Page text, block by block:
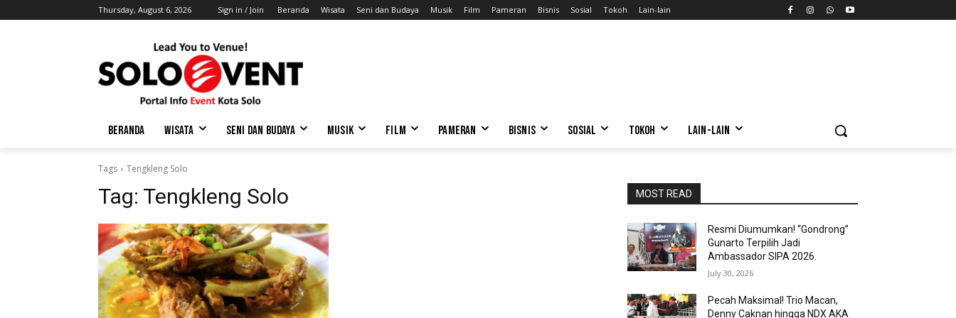
Thursday, August 6, 2026 Sign in / Join Beranda Wisata Seni dan Budaya Musik Film Pameran Bisnis Sosial Tokoh Lain-lain
BERANDA WISATA SENI DAN BUDAYA MUSIK FILM PAMERAN BISNIS SOSIAL TOKOH LAIN-LAIN
Tags Tengkleng Solo
Tag: Tengkleng Solo MOST READ
Resmi Diumumkan! “Gondrong”
Gunarto Terpilih Jadi
Ambassador SIPA 2026.
July 30, 2026
Pecah Maksimal! Trio Macan,
Denny Caknan hingga NDX AKA